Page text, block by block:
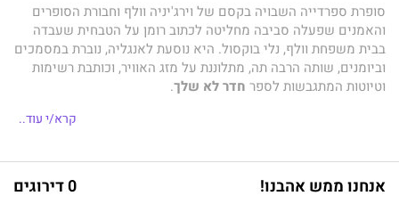
סופרת ספרדייה השבויה בקסם של וירג'יניה וולף וחבורת הסופרים
והאמנים שפעלה סביבה מחליטה לכתוב רומן על הטבחית שעבדה
בבית משפחת וולף, נלי בוקסול. היא נוסעת לאנגליה, נוברת במסמכים
וביומנים, שותה הרבה תה, מתלוננת על מזג האוויר, וכותבת רשימות
וטיוטות המתגבשות לספר חדר לא שלך.
נלי בוקסול התחילה לעבוד בבית משפחת וולף בשנת 1916, כשהייתה
החברתיים הנשמעים במפגשים המרתקים המתקיימים בבתים
קרא/י עוד..
אנחנו ממש אהבנו! 0 דירוגים